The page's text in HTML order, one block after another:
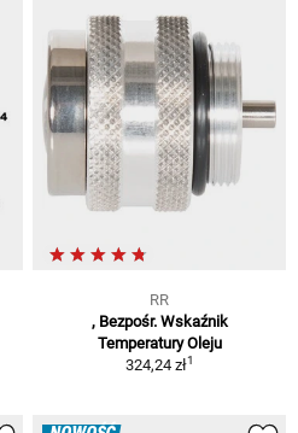
RR
, Bezpośr. Wskaźnik
Temperatury Oleju
324,24 zł1